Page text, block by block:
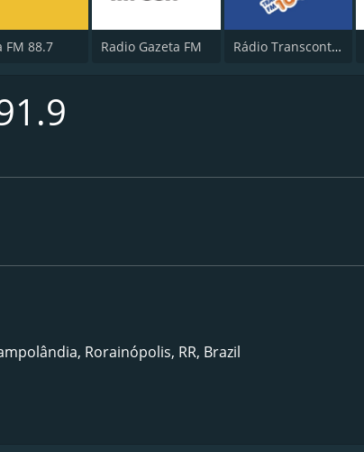
FM 88.7 Radio Gazeta FM Rádio Transcontinental FM
Rorainópolis, RR, Brazil